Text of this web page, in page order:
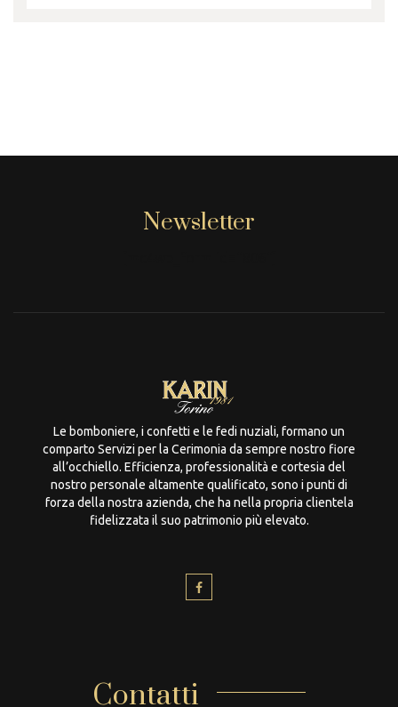
Newsletter
Le bomboniere, i confetti e le fedi nuziali, formano un
comparto Servizi per la Cerimonia da sempre nostro fiore
all’occhiello. Efficienza, professionalità e cortesia del
nostro personale altamente qualificato, sono i punti di
forza della nostra azienda, che ha nella propria clientela
fidelizzata il suo patrimonio più elevato.
Contatti